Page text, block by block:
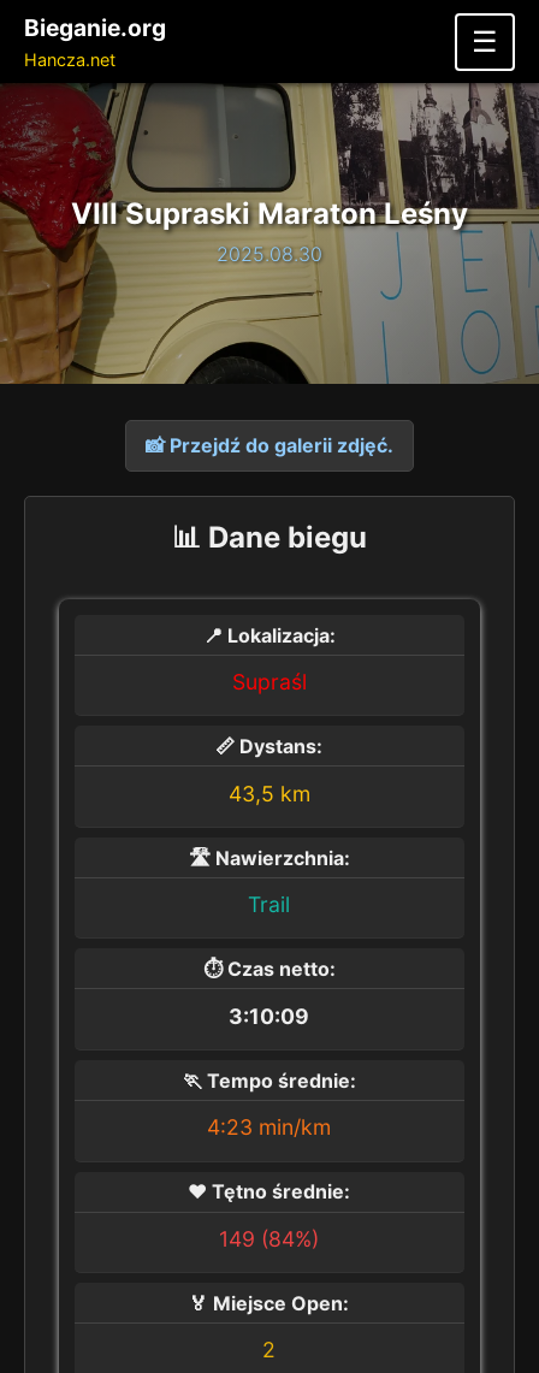
Bieganie.org
Hancza.net
☰
VIII Supraski Maraton Leśny
2025.08.30
📸 Przejdź do galerii zdjęć.
📊 Dane biegu
📍 Lokalizacja:
Supraśl
📏 Dystans:
43,5 km
🛣️ Nawierzchnia:
Trail
⏱️Czas netto:
3:10:09
🏃 Tempo średnie:
4:23 min/km
❤️Tętno średnie:
149 (84%)
🏅 Miejsce Open:
2